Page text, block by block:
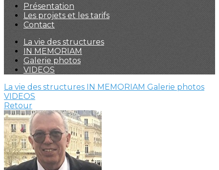
Présentation
Les projets et les tarifs
Contact
La vie des structures
IN MEMORIAM
Galerie photos
VIDEOS
La vie des structures IN MEMORIAM Galerie photos
VIDEOS
Retour